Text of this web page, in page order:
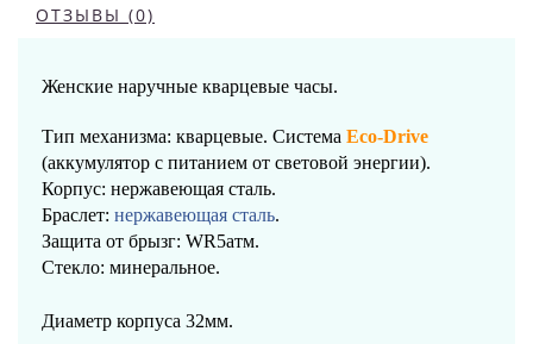
ОТЗЫВЫ (0)
Женские наручные кварцевые часы.
Тип механизма: кварцевые. Система Eco-Drive
(аккумулятор с питанием от световой энергии).
Корпус: нержавеющая сталь.
Браслет: нержавеющая сталь.
Защита от брызг: WR5атм.
Стекло: минеральное.
Диаметр корпуса 32мм.